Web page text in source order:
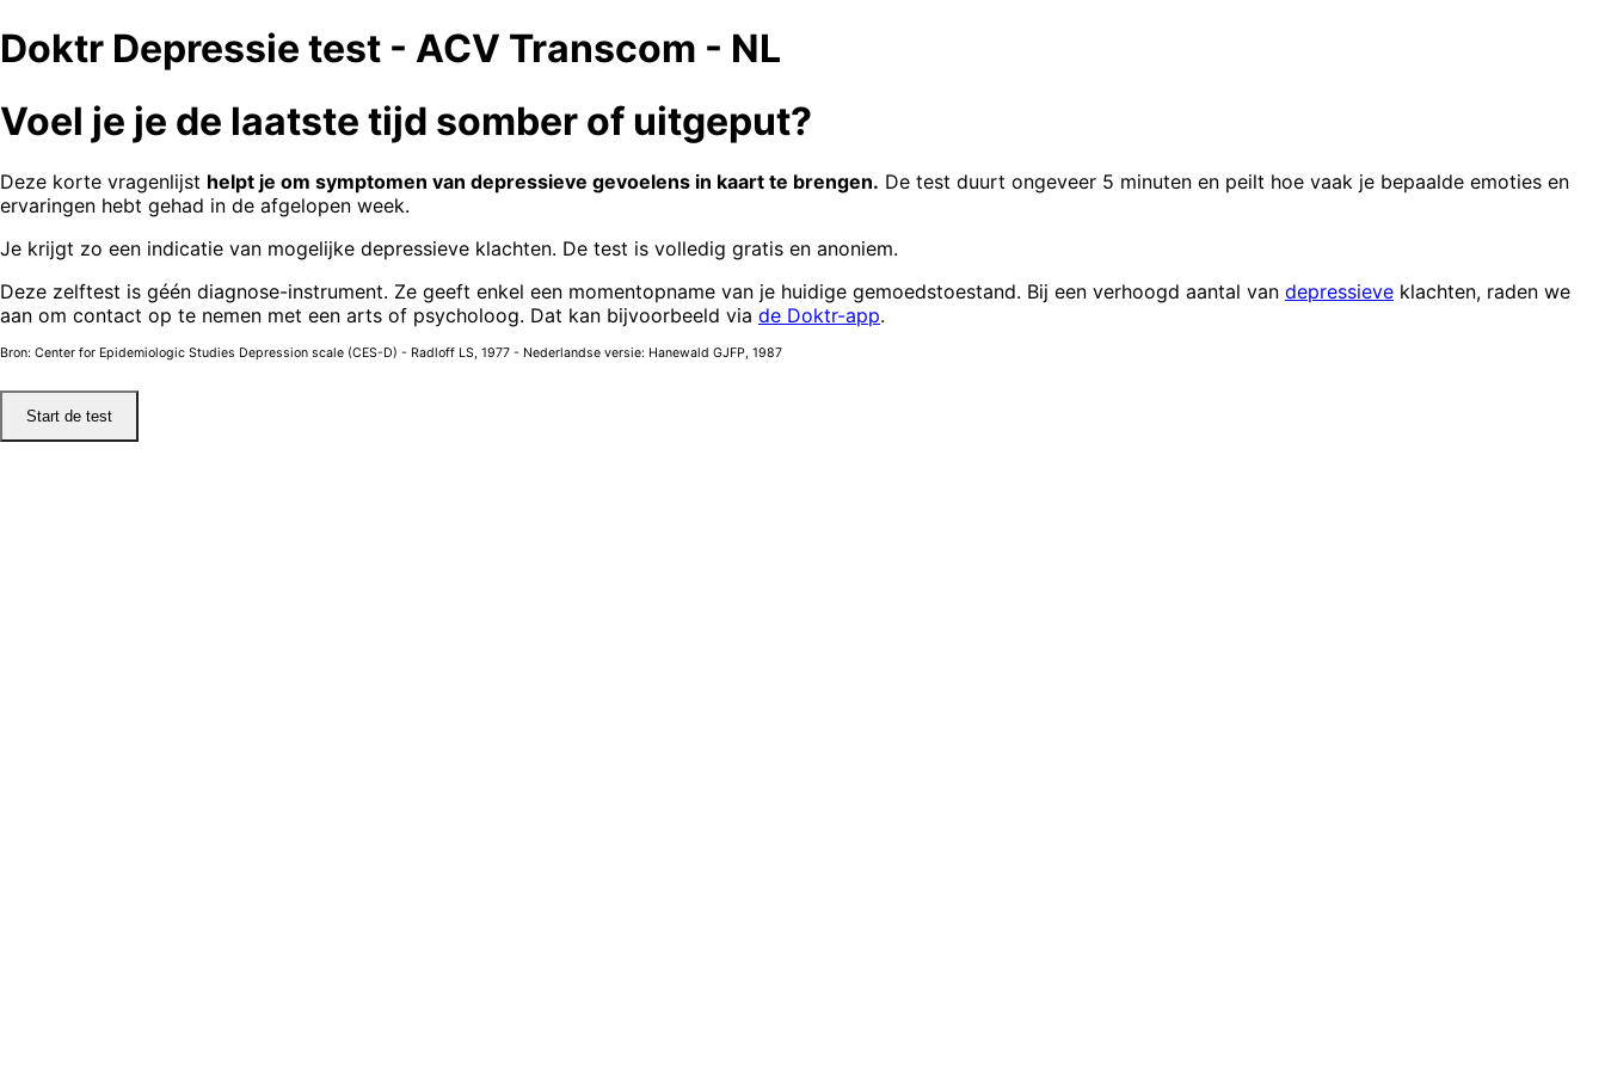
Doktr Depressie test - ACV Transcom - NL
Voel je je de laatste tijd somber of uitgeput?
Deze korte vragenlijst helpt je om symptomen van depressieve gevoelens in kaart te brengen. De test duurt ongeveer 5 minuten en peilt hoe vaak je bepaalde emoties en
ervaringen hebt gehad in de afgelopen week.
Je krijgt zo een indicatie van mogelijke depressieve klachten. De test is volledig gratis en anoniem.
Deze zelftest is géén diagnose-instrument. Ze geeft enkel een momentopname van je huidige gemoedstoestand. Bij een verhoogd aantal van depressieve klachten, raden we
aan om contact op te nemen met een arts of psycholoog. Dat kan bijvoorbeeld via de Doktr-app.
Bron: Center for Epidemiologic Studies Depression scale (CES-D) - Radloff LS, 1977 - Nederlandse versie: Hanewald GJFP, 1987